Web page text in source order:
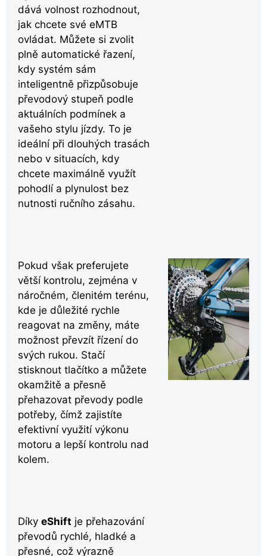
dává volnost rozhodnout,
jak chcete své eMTB
ovládat. Můžete si zvolit
plně automatické řazení,
kdy systém sám
inteligentně přizpůsobuje
převodový stupeň podle
aktuálních podmínek a
vašeho stylu jízdy. To je
ideální při dlouhých trasách
nebo v situacích, kdy
chcete maximálně využít
pohodlí a plynulost bez
nutnosti ručního zásahu.
Pokud však preferujete
větší kontrolu, zejména v
náročném, členitém terénu,
kde je důležité rychle
reagovat na změny, máte
možnost převzít řízení do
svých rukou. Stačí
stisknout tlačítko a můžete
okamžitě a přesně
přehazovat převody podle
potřeby, čímž zajistíte
efektivní využití výkonu
motoru a lepší kontrolu nad
kolem.
Díky eShift je přehazování
převodů rychlé, hladké a
přesné, což výrazně